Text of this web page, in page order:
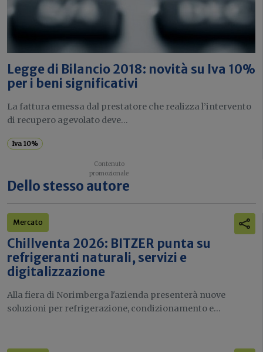
Legge di Bilancio 2018: novità su Iva 10%
per i beni significativi
La fattura emessa dal prestatore che realizza l’intervento
di recupero agevolato deve...
Iva 10%
Dello stesso autore
Mercato
Chillventa 2026: BITZER punta su
refrigeranti naturali, servizi e
digitalizzazione
Alla fiera di Norimberga l'azienda presenterà nuove
soluzioni per refrigerazione, condizionamento e...